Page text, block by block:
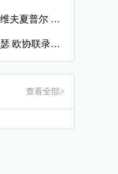
2026年07月24日_卢多格雷茨VS特拉维夫夏普尔 欧协联录像_高清录像【全场回放】
2026年07月24日_根特VSLNZ切尔卡瑟 欧协联录像_全场录像【高清回放】
查看全部>